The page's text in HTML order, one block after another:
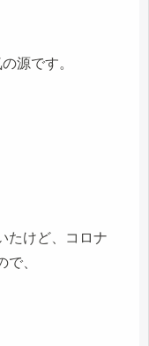
源です。
たけど、コロナ
、